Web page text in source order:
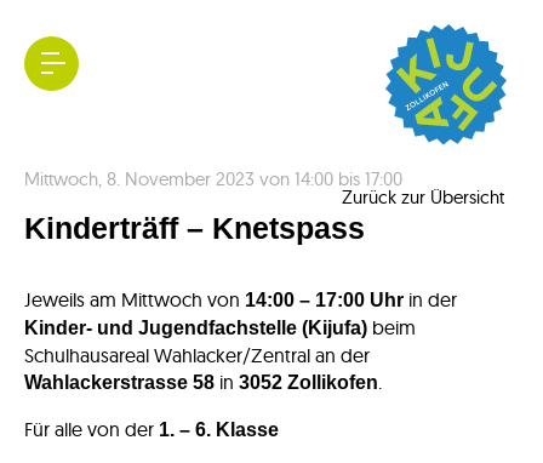
Zollikofen
Mittwoch, 8. November 2023 von 14:00 bis 17:00
Zurück zur Übersicht
Kinderträff – Knetspass
Jeweils am Mittwoch von 14:00 – 17:00 Uhr in der
Kinder- und Jugendfachstelle (Kijufa) beim
Schulhausareal Wahlacker/Zentral an der
Wahlackerstrasse 58 in 3052 Zollikofen.
Für alle von der 1. – 6. Klasse